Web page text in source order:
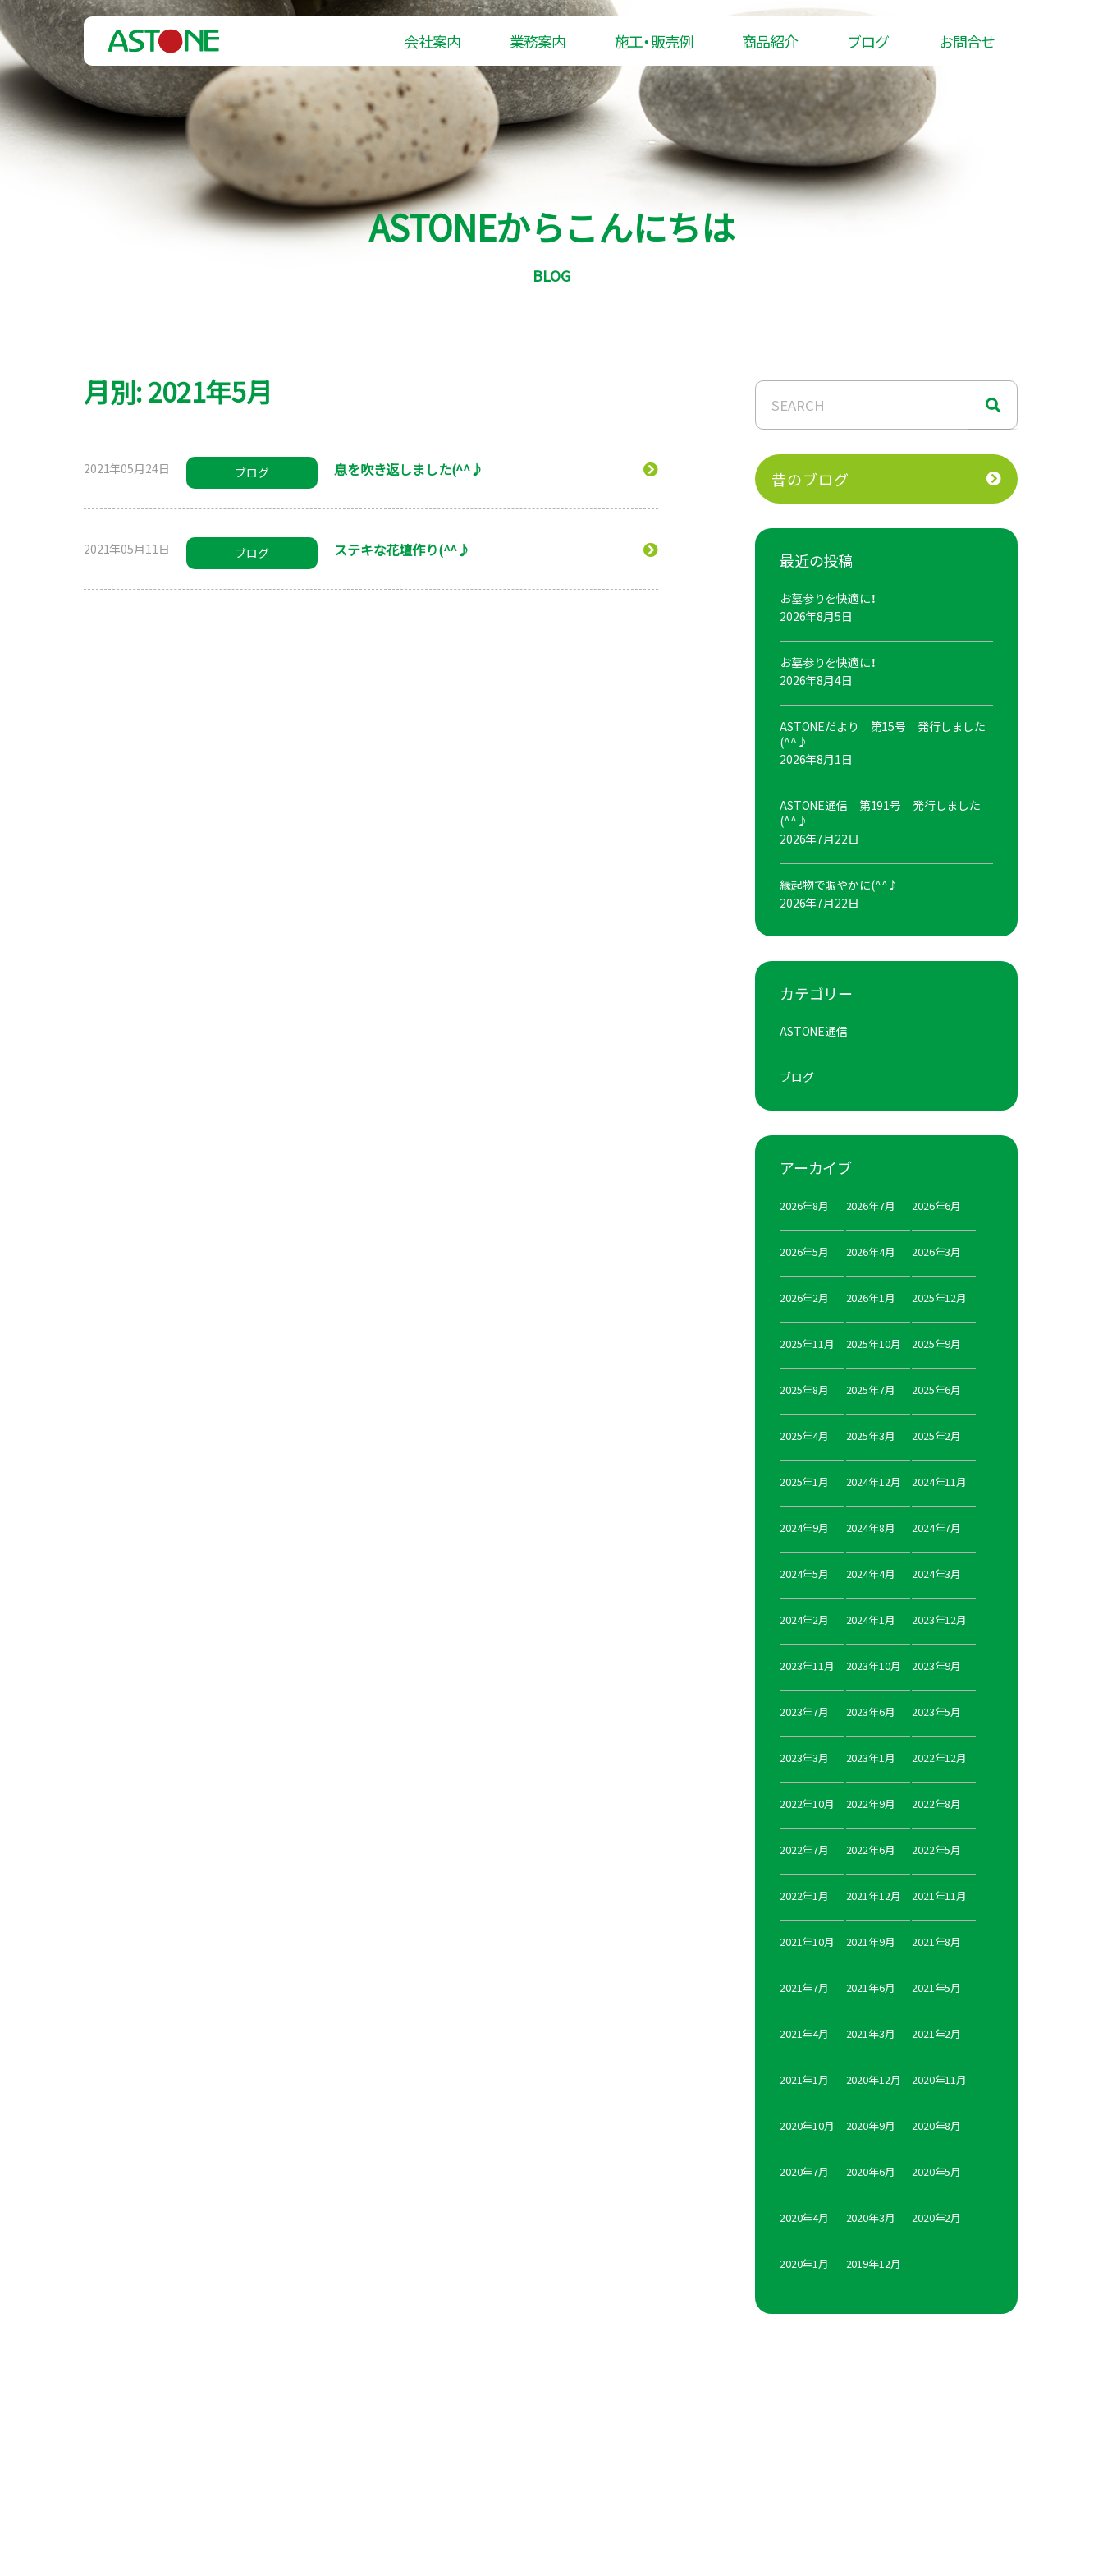
会社案内 業務案内 施工・販売例 商品紹介 ブログ お問合せ
ASTONEからこんにちは
BLOG
月別: 2021年5月
2021年05月24日 ブログ 息を吹き返しました(^^♪
2021年05月11日 ブログ ステキな花壇作り(^^♪
昔のブログ
最近の投稿
お墓参りを快適に！
2026年8月5日
お墓参りを快適に！
2026年8月4日
ASTONEだより 第15号 発行しました
(^^♪
2026年8月1日
ASTONE通信 第191号 発行しました
(^^♪
2026年7月22日
縁起物で賑やかに(^^♪
2026年7月22日
カテゴリー
ASTONE通信
ブログ
アーカイブ
2026年8月 2026年7月 2026年6月
2026年5月 2026年4月 2026年3月
2026年2月 2026年1月 2025年12月
2025年11月 2025年10月 2025年9月
2025年8月 2025年7月 2025年6月
2025年4月 2025年3月 2025年2月
2025年1月 2024年12月 2024年11月
2024年9月 2024年8月 2024年7月
2024年5月 2024年4月 2024年3月
2024年2月 2024年1月 2023年12月
2023年11月 2023年10月 2023年9月
2023年7月 2023年6月 2023年5月
2023年3月 2023年1月 2022年12月
2022年10月 2022年9月 2022年8月
2022年7月 2022年6月 2022年5月
2022年1月 2021年12月 2021年11月
2021年10月 2021年9月 2021年8月
2021年7月 2021年6月 2021年5月
2021年4月 2021年3月 2021年2月
2021年1月 2020年12月 2020年11月
2020年10月 2020年9月 2020年8月
2020年7月 2020年6月 2020年5月
2020年4月 2020年3月 2020年2月
2020年1月 2019年12月